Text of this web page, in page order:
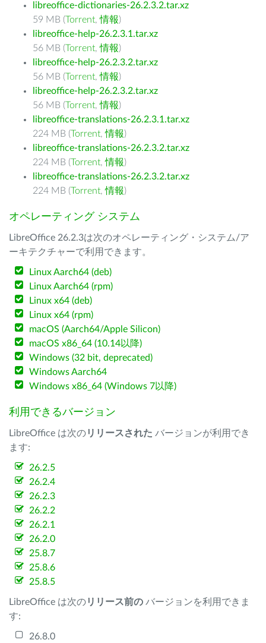
libreoffice-dictionaries-26.2.3.2.tar.xz
59 MB (Torrent,情報)
libreoffice-help-26.2.3.1.tar.xz
56 MB (Torrent,情報)
libreoffice-help-26.2.3.2.tar.xz
56 MB (Torrent,情報)
libreoffice-help-26.2.3.2.tar.xz
56 MB (Torrent,情報)
libreoffice-translations-26.2.3.1.tar.xz
224 MB (Torrent,情報)
libreoffice-translations-26.2.3.2.tar.xz
224 MB (Torrent,情報)
libreoffice-translations-26.2.3.2.tar.xz
224 MB (Torrent,情報)
オペレーティング システム
LibreOffice 26.2.3は次のオペレーティング・システム/ア
ーキテクチャーで利用できます。
Linux Aarch64 (deb)
Linux Aarch64 (rpm)
Linux x64 (deb)
Linux x64 (rpm)
macOS (Aarch64/Apple Silicon)
macOS x86_64 (10.14以降)
Windows (32 bit, deprecated)
Windows Aarch64
Windows x86_64 (Windows 7以降)
利用できるバージョン
LibreOffice は次のリリースされた バージョンが利用でき
ます:
26.2.5
26.2.4
26.2.3
26.2.2
26.2.1
26.2.0
25.8.7
25.8.6
25.8.5
LibreOffice は次のリリース前の バージョンを利用できま
す:
26.8.0